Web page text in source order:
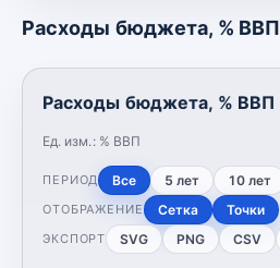
Расходы бюджета, % ВВП
Расходы бюджета, % ВВП
Ед. изм.: % ВВП
ПЕРИОД Все 5 лет 10 лет
ОТОБРАЖЕНИЕ Сетка Точки
ЭКСПОРТ SVG PNG CSV